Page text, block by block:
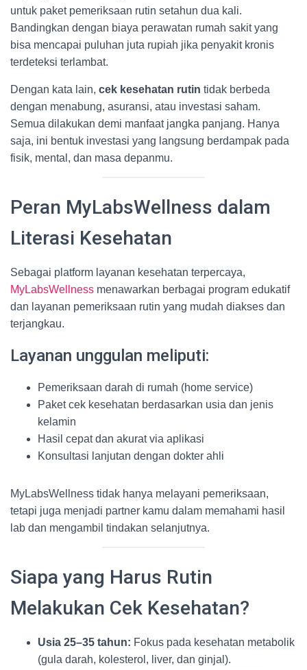
untuk paket pemeriksaan rutin setahun dua kali.
Bandingkan dengan biaya perawatan rumah sakit yang
bisa mencapai puluhan juta rupiah jika penyakit kronis
terdeteksi terlambat.
Dengan kata lain, cek kesehatan rutin tidak berbeda
dengan menabung, asuransi, atau investasi saham.
Semua dilakukan demi manfaat jangka panjang. Hanya
saja, ini bentuk investasi yang langsung berdampak pada
fisik, mental, dan masa depanmu.
Peran MyLabsWellness dalam
Literasi Kesehatan
Sebagai platform layanan kesehatan terpercaya,
MyLabsWellness menawarkan berbagai program edukatif
dan layanan pemeriksaan rutin yang mudah diakses dan
terjangkau.
Layanan unggulan meliputi:
Pemeriksaan darah di rumah (home service)
Paket cek kesehatan berdasarkan usia dan jenis
kelamin
Hasil cepat dan akurat via aplikasi
Konsultasi lanjutan dengan dokter ahli
MyLabsWellness tidak hanya melayani pemeriksaan,
tetapi juga menjadi partner kamu dalam memahami hasil
lab dan mengambil tindakan selanjutnya.
Siapa yang Harus Rutin
Melakukan Cek Kesehatan?
Usia 25–35 tahun: Fokus pada kesehatan metabolik
(gula darah, kolesterol, liver, dan ginjal).